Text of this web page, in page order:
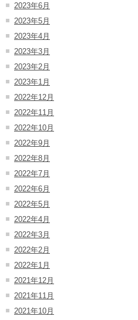
2023年6月
2023年5月
2023年4月
2023年3月
2023年2月
2023年1月
2022年12月
2022年11月
2022年10月
2022年9月
2022年8月
2022年7月
2022年6月
2022年5月
2022年4月
2022年3月
2022年2月
2022年1月
2021年12月
2021年11月
2021年10月